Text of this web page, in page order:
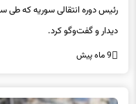
رئیس دوره انتقالی سوریه که طی
دیدار و گفت‌وگو کرد.
9 ماه پیش